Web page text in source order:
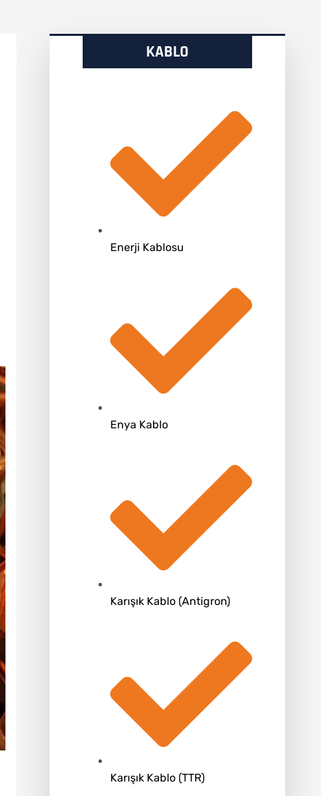
KABLO
Enerji Kablosu
Enya Kablo
Karışık Kablo (Antigron)
Karışık Kablo (TTR)